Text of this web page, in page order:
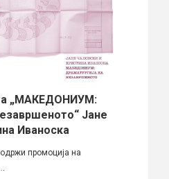
„МАКЕДОНИУМ:
Јане
Иваноска
промоција на